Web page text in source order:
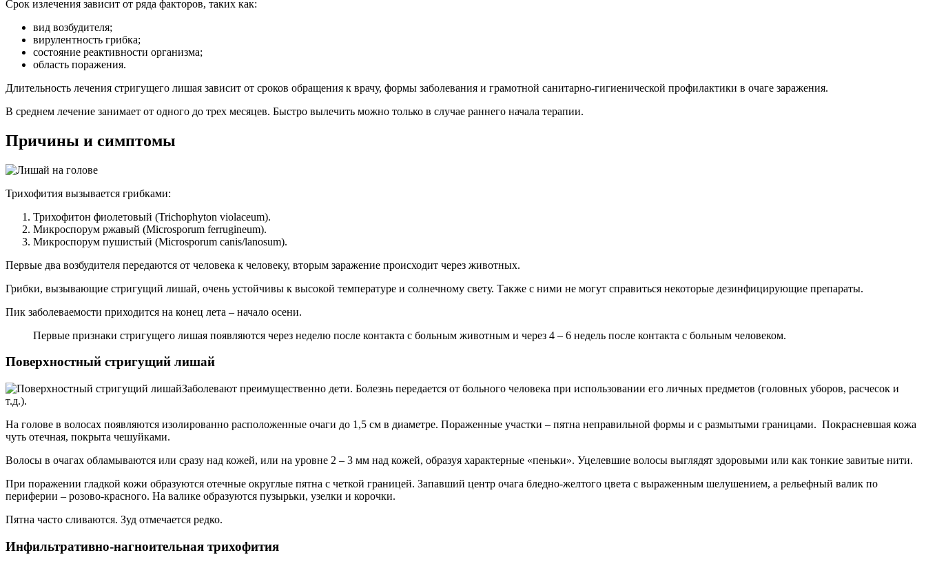
Срок излечения зависит от ряда факторов, таких как:
вид возбудителя;
вирулентность грибка;
состояние реактивности организма;
область поражения.
Длительность лечения стригущего лишая зависит от сроков обращения к врачу, формы заболевания и грамотной санитарно-гигиенической профилактики в очаге заражения.
В среднем лечение занимает от одного до трех месяцев. Быстро вылечить можно только в случае раннего начала терапии.
Причины и симптомы
Трихофития вызывается грибками:
Трихофитон фиолетовый (Trichophyton violaceum).
Микроспорум ржавый (Microsporum ferrugineum).
Микроспорум пушистый (Microsporum canis/lanosum).
Первые два возбудителя передаются от человека к человеку, вторым заражение происходит через животных.
Грибки, вызывающие стригущий лишай, очень устойчивы к высокой температуре и солнечному свету. Также с ними не могут справиться некоторые дезинфицирующие препараты.
Пик заболеваемости приходится на конец лета – начало осени.
Первые признаки стригущего лишая появляются через неделю после контакта с больным животным и через 4 – 6 недель после контакта с больным человеком.
Поверхностный стригущий лишай
Заболевают преимущественно дети. Болезнь передается от больного человека при использовании его личных предметов (головных уборов, расчесок и
т.д.).
На голове в волосах появляются изолированно расположенные очаги до 1,5 см в диаметре. Пораженные участки – пятна неправильной формы и с размытыми границами. Покрасневшая кожа
чуть отечная, покрыта чешуйками.
Волосы в очагах обламываются или сразу над кожей, или на уровне 2 – 3 мм над кожей, образуя характерные «пеньки». Уцелевшие волосы выглядят здоровыми или как тонкие завитые нити.
При поражении гладкой кожи образуются отечные округлые пятна с четкой границей. Запавший центр очага бледно-желтого цвета с выраженным шелушением, а рельефный валик по
периферии – розово-красного. На валике образуются пузырьки, узелки и корочки.
Пятна часто сливаются. Зуд отмечается редко.
Инфильтративно-нагноительная трихофития